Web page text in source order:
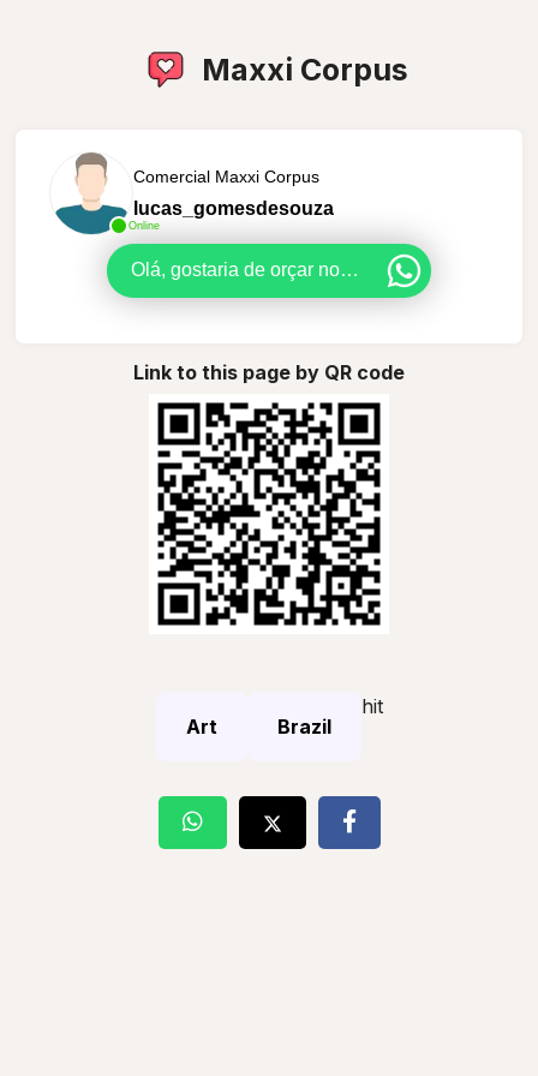
Maxxi Corpus
Online
Comercial Maxxi Corpus
lucas_gomesdesouza
Olá, gostaria de orçar nossos produtos pelo WhatsApp? Me informe seu email e telefone para iniciarmos uma conversa sem compromisso ;)
Link to this page by QR code
Art Brazil
hit